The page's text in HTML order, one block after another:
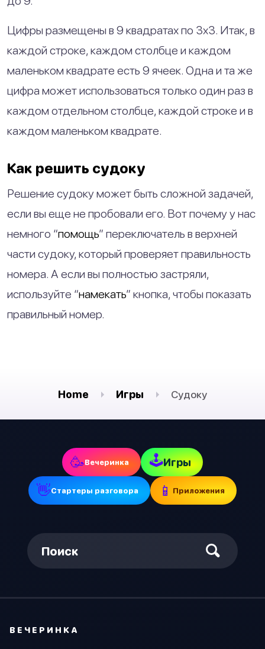
Цифры размещены в 9 квадратах по 3х3. Итак, в
каждой строке, каждом столбце и каждом
маленьком квадрате есть 9 ячеек. Одна и та же
цифра может использоваться только один раз в
каждом отдельном столбце, каждой строке и в
каждом маленьком квадрате.
Как решить судоку
Решение судоку может быть сложной задачей,
если вы еще не пробовали его. Вот почему у нас
немного “помощь” переключатель в верхней
части судоку, который проверяет правильность
номера. А если вы полностью застряли,
используйте “намекать” кнопка, чтобы показать
правильный номер.
Home Игры Судоку
🥳Вечеринка 🕹Игры
👋Стартеры разговора 📱 Приложения
Поиск
ВЕЧЕРИНКА